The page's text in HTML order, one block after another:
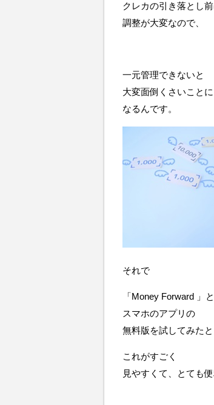
クレカの引き落とし
調整が大変なので、
一元管理できないと
大変面倒くさいことに
なるんです。
それで
「Money Forward 」
スマホのアプリの
無料版を試してみた
これがすごく
見やすくて、とても